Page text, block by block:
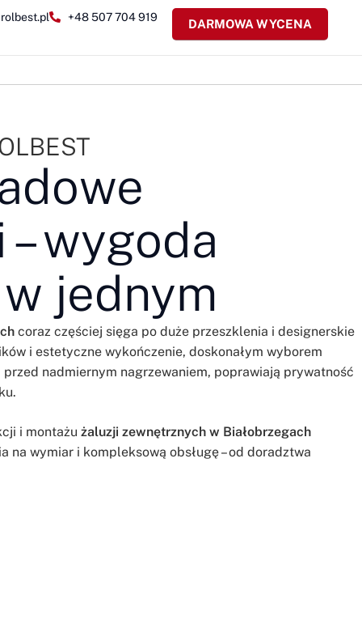
DARMOWA WYCENA
+48 507 704 919
wygoda
jednym
coraz częściej sięga po duże przeszklenia i designerskie
i estetyczne wykończenie, doskonałym wyborem
przed nadmiernym nagrzewaniem, poprawiają prywatność
i montażu żaluzji zewnętrznych w Białobrzegach
na wymiar i kompleksową obsługę – od doradztwa